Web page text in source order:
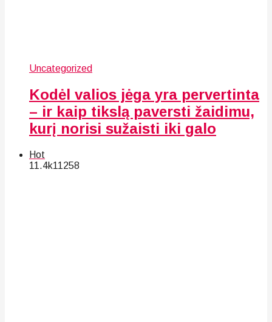
Uncategorized
Kodėl valios jėga yra pervertinta
– ir kaip tikslą paversti žaidimu,
kurį norisi sužaisti iki galo
Hot
11.4k11258